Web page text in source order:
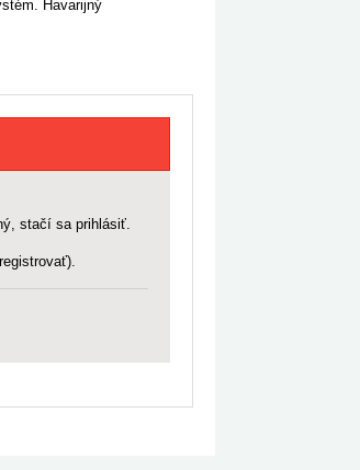
Havarijný
stačí sa prihlásiť.